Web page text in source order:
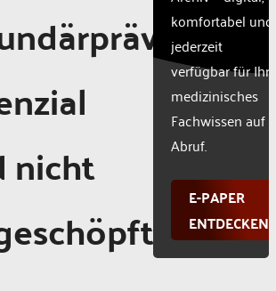
nicht
komfortabel und
jederzeit
verfügbar für Ihr
medizinisches
Fachwissen auf
Abruf.
E-PAPER
ENTDECKEN